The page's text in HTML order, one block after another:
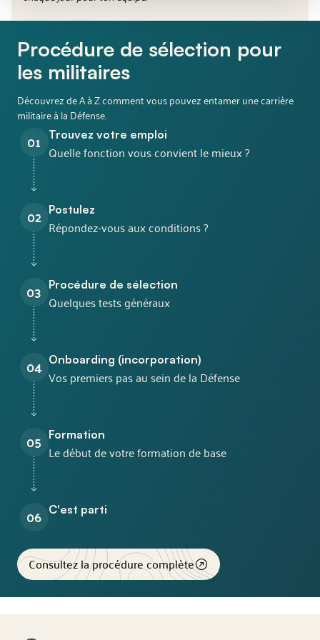
Procédure de sélection pour
les militaires
Découvrez de A à Z comment vous pouvez entamer une carrière
militaire à la Défense.
01 Trouvez votre emploi
Quelle fonction vous convient le mieux ?
02 Postulez
Répondez-vous aux conditions ?
03 Procédure de sélection
Quelques tests généraux
04 Onboarding (incorporation)
Vos premiers pas au sein de la Défense
05 Formation
Le début de votre formation de base
06 C'est parti
Consultez la procédure complète